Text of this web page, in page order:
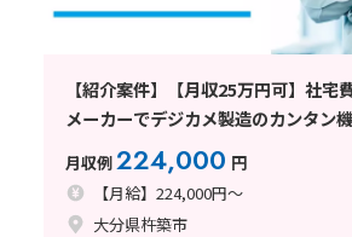
【紹介案件】【月収25万円可】社宅
メーカーでデジカメ製造のカンタン
月収例224,000 円
【月給】224,000円～
大分県杵築市